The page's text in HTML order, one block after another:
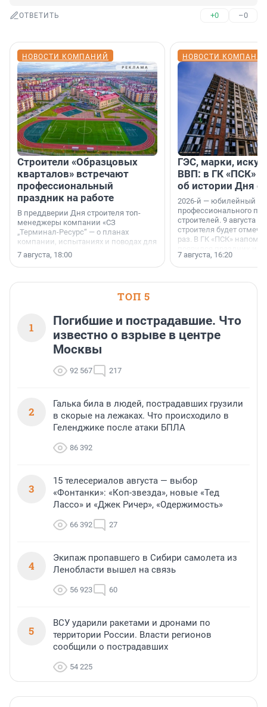
ОТВЕТИТЬ +0 –0
НОВОСТИ КОМПАНИЙ
Строители «Образцовых
кварталов» встречают
профессиональный
праздник на работе
В преддверии Дня строителя топ-
менеджеры компании «СЗ
„Терминал-Ресурс“ — о планах
компании, испытаниях и поводах для
осторожного оптимизма.
7 августа, 18:00
НОВОСТИ
ГЭС, марки,
ВВП: в ГК «ПСК»
об истории Дня
2026-й — юбилейный
профессионального
строителей. 9 августа
строителя будет
раз. В ГК «ПСК»
поменялась роль
7 августа, 16:20
ТОП 5
1
Погибшие и пострадавшие. Что
известно о взрыве в центре
Москвы
92 567 217
2
Галька била в людей, пострадавших грузили
в скорые на лежаках. Что происходило в
Геленджике после атаки БПЛА
86 392
3
15 телесериалов августа — выбор
«Фонтанки»: «Коп-звезда», новые «Тед
Лассо» и «Джек Ричер», «Одержимость»
66 392 27
4
Экипаж пропавшего в Сибири самолета из
Ленобласти вышел на связь
56 923 60
5
ВСУ ударили ракетами и дронами по
территории России. Власти регионов
сообщили о пострадавших
54 225